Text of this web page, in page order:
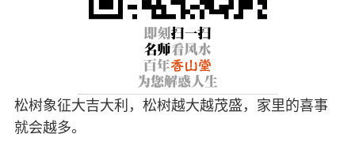
松树象征大吉大利，松树越大越茂盛，家里的喜事
就会越多。